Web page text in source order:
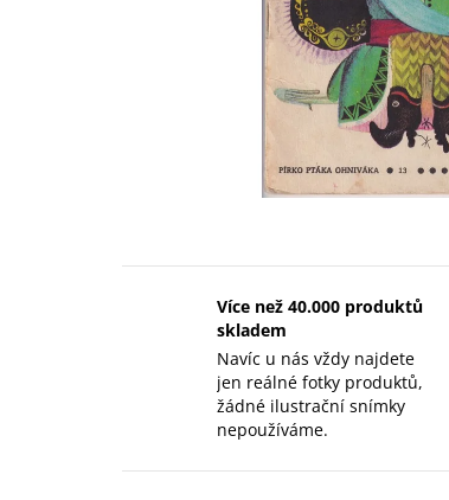
Více než 40.000 produktů
skladem
Navíc u nás vždy najdete
jen reálné fotky produktů,
žádné ilustrační snímky
nepoužíváme.